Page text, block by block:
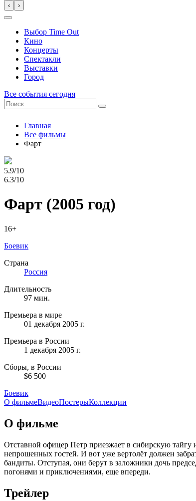
‹ ›
Выбор Time Out
Кино
Концерты
Спектакли
Выставки
Город
Все события сегодня
Главная
Все фильмы
Фарт
5.9/10
6.3/10
Фарт (2005 год)
16+
Боевик
Страна
Россия
Длительность
97 мин.
Премьера в мире
01 декабря 2005 г.
Премьера в России
1 декабря 2005 г.
Сборы, в России
$6 500
Боевик
О фильмеВидеоПостерыКоллекции
О фильме
Отставной офицер Петр приезжает в сибирскую тайгу
непрошенных гостей. И вот уже вертолёт должен
бандиты. Отступая, они берут в заложники дочь
погонями и приключениями, еще впереди.
Трейлер